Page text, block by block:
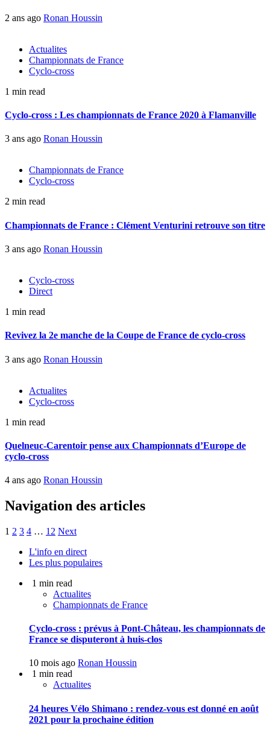
2 ans ago Ronan Houssin
Actualites
Championnats de France
Cyclo-cross
1 min read
Cyclo-cross : Les championnats de France 2020 à Flamanville
3 ans ago Ronan Houssin
Championnats de France
Cyclo-cross
2 min read
Championnats de France : Clément Venturini retrouve son titre
3 ans ago Ronan Houssin
Cyclo-cross
Direct
1 min read
Revivez la 2e manche de la Coupe de France de cyclo-cross
3 ans ago Ronan Houssin
Actualites
Cyclo-cross
1 min read
Quelneuc-Carentoir pense aux Championnats d’Europe de
cyclo-cross
4 ans ago Ronan Houssin
Navigation des articles
1 2 3 4 … 12 Next
L'info en direct
Les plus populaires
1 min read
Actualites
Championnats de France
Cyclo-cross : prévus à Pont-Château, les championnats de
France se disputeront à huis-clos
10 mois ago Ronan Houssin
1 min read
Actualites
24 heures Vélo Shimano : rendez-vous est donné en août
2021 pour la prochaine édition